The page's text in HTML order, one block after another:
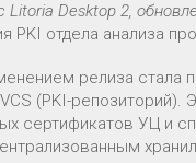
Desktop 2,
PKI отдела анализа
релиза стала
(PKI-
сертификатов УЦ и